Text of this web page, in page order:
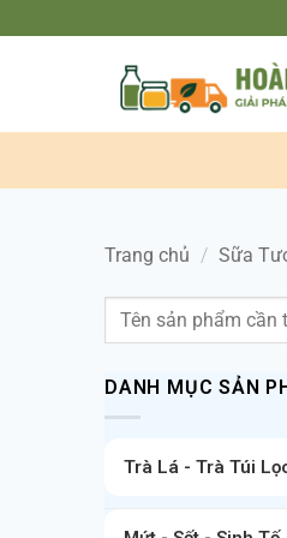
qua
Trang chủ / Sữa
Tìm
DANH MỤC SẢN
Trà Lá - Trà Túi